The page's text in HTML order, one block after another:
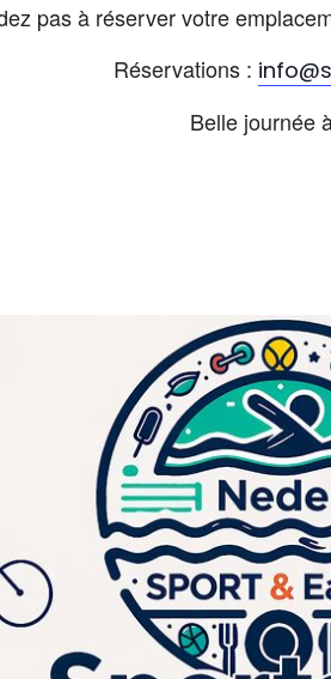
pas à réserver votre
Réservations :
Belle journée